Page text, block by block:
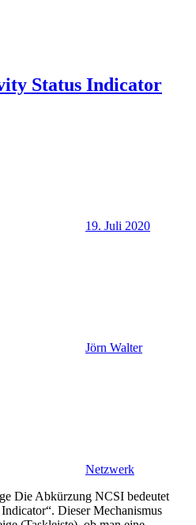
Status Indicator
19. Juli 2020
Jörn Walter
Netzwerk
Die Abkürzung NCSI bedeutet
Dieser Mechanismus